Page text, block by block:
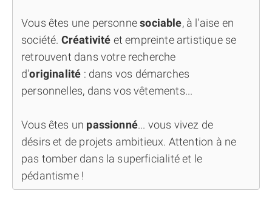
Vous êtes une personnesociable, à l'aise en
société. Créativité et empreinte artistique se
retrouvent dans votre recherche
d'originalité : dans vos démarches
personnelles, dans vos vêtements...
Vous êtes un passionné... vous vivez de
désirs et de projets ambitieux. Attention à ne
pas tomber dans la superficialité et le
pédantisme !